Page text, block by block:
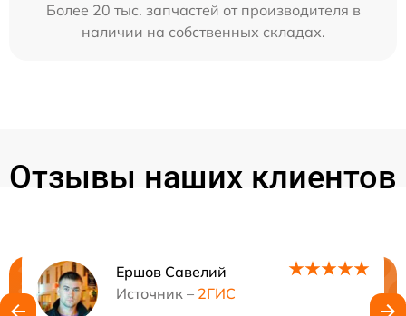
Более 20 тыс. запчастей от производителя в
наличии на собственных складах.
Отзывы наших клиентов
Ершов Савелий
Источник – 2ГИС
Нужна консультация?